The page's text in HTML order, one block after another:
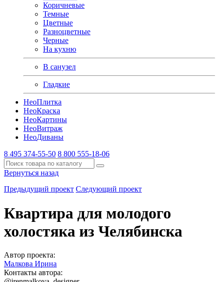
Коричневые
Темные
Цветные
Разноцветные
Черные
На кухню
В санузел
Гладкие
НеоПлитка
НеоКраска
НеоКартины
НеоВитраж
НеоДиваны
8 495 374-55-50 8 800 555-18-06
Вернуться назад
Предыдущий проект Следующий проект
Квартира для молодого
холостяка из Челябинска
Автор проекта:
Малкова Ирина
Контакты автора: